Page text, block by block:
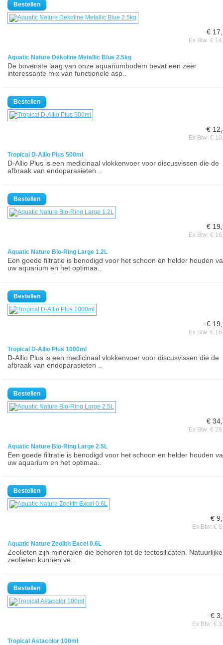
€
Ex Btw: €
Aquatic Nature Dekoline Metallic Blue 2.5kg
De bovenste laag van onze aquariumbodem bevat een zeer
interessante mix van functionele asp..
€
Ex Btw: €
Tropical D-Allio Plus 500ml
D-Allio Plus is een medicinaal vlokkenvoer voor discusvissen die de
afbraak van endoparasieten ..
€
Ex Btw: €
Aquatic Nature Bio-Ring Large 1.2L
Een goede filtratie is benodigd voor het schoon en helder houden
uw aquarium en het optimaa..
€
Ex Btw: €
Tropical D-Allio Plus 1000ml
D-Allio Plus is een medicinaal vlokkenvoer voor discusvissen die de
afbraak van endoparasieten ..
€
Ex Btw: €
Aquatic Nature Bio-Ring Large 2.5L
Een goede filtratie is benodigd voor het schoon en helder houden
uw aquarium en het optimaa..
€
Ex Btw: €
Aquatic Nature Zeolith Excel 0.6L
Zeolieten zijn mineralen die behoren tot de tectosilicaten. Natuurlijke
zeolieten kunnen ve..
€
Ex Btw: €
Tropical Astacolor 100ml